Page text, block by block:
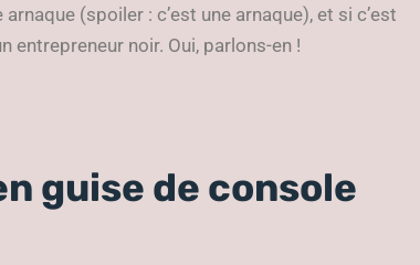
(spoiler : c’est une arnaque), et si c’est
entrepreneur noir. Oui, parlons-en !
guise de console